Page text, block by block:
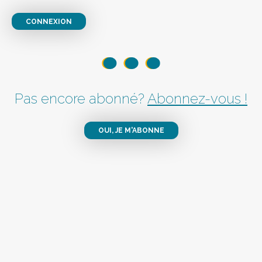
CONNEXION
Pas encore abonné? Abonnez-vous !
OUI, JE M'ABONNE